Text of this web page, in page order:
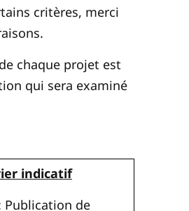
critères, merci
chaque projet est
qui sera examiné
indicatif
Publication de